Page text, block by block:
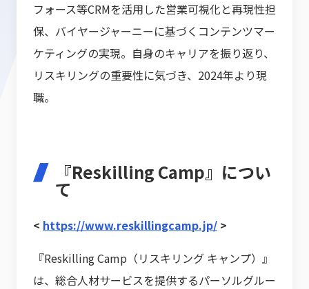
フォース等CRMを活用した営業可視化と再現性担
保、バイヤージャーニーに基づくコンテンツマー
ケティングの実現。自身のキャリアを振り返り、
リスキリングの重要性に気づき、2024年より現
職。
『Reskilling Camp』につい
て
< https://www.reskillingcamp.jp/ >
『Reskilling Camp（リスキリング キャンプ）』
は、総合人材サービスを提供するパーソルグルー